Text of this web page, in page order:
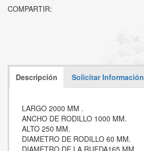
COMPARTIR:
Descripción Solicitar Información
LARGO 2000 MM .
ANCHO DE RODILLO 1000 MM.
ALTO 250 MM.
DIAMETRO DE RODILLO 60 MM.